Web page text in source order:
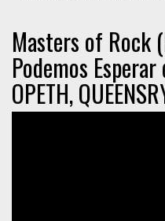
Masters of Rock
Podemos
OPETH,